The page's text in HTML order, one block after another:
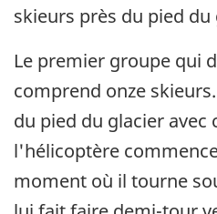
skieurs près du pied du
Le premier groupe qui
comprend onze
du pied du glacier avec
l'hélicoptère
moment où il tourne